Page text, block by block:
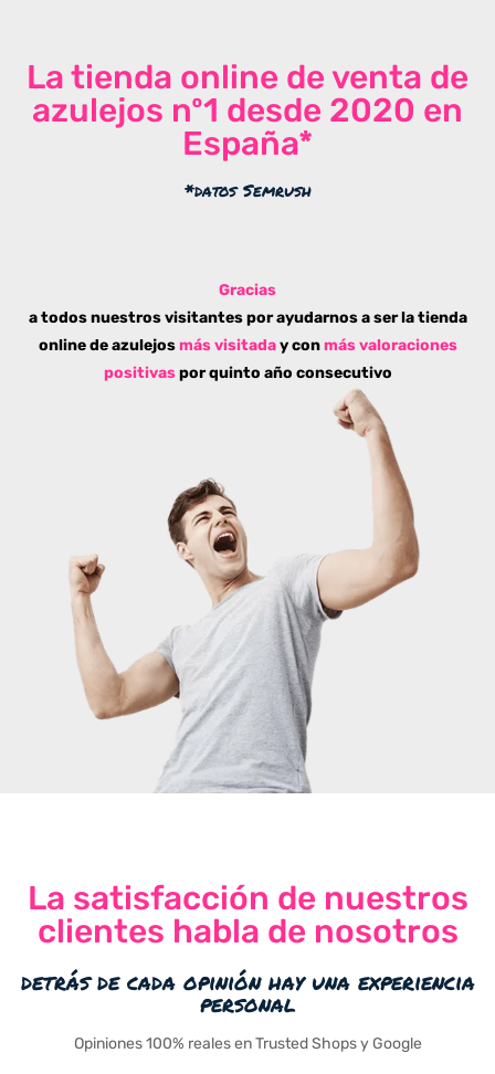
La tienda online de venta de
azulejos nº1 desde 2020 en
España*
*datos Semrush
Gracias
a todos nuestros visitantes por ayudarnos a ser la tienda
online de azulejos más visitaday conmás valoraciones
positivaspor quinto año consecutivo
La satisfacción de nuestros
clientes habla de nosotros
detrás de cada opinión hay una experiencia
personal
Opiniones 100% reales en Trusted Shops y Google